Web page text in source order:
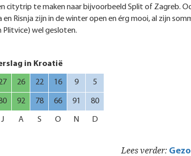
citytrip te maken naar bijvoorbeeld Split of Zagreb.
Risnja zijn in de winter open en érg mooi, al zijn
wel gesloten.
in Kroatië
26 22 16 9 5
92 78 66 91 80
J A S O N D
Lees verder: